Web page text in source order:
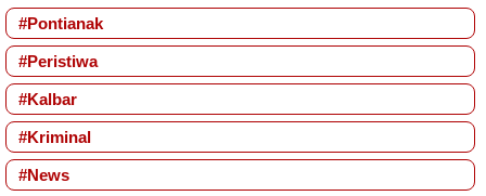
#Pontianak
#Peristiwa
#Kalbar
#Kriminal
#News